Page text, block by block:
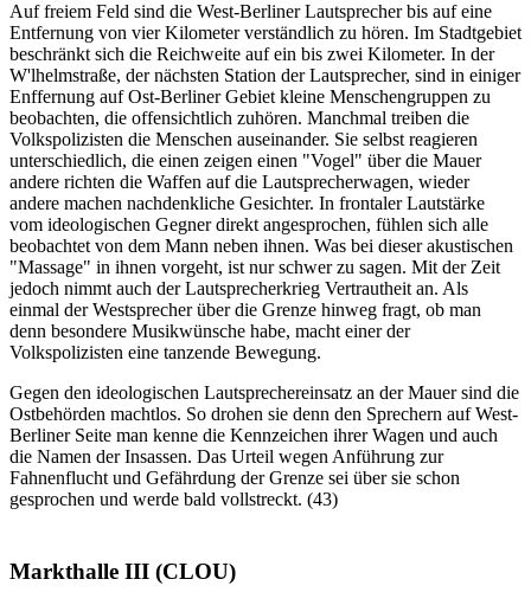
Auf freiem Feld sind die West-Berliner Lautsprecher bis auf eine
Entfernung von vier Kilometer verständlich zu hören. Im Stadtgebiet
beschränkt sich die Reichweite auf ein bis zwei Kilometer. In der
W'lhelmstraße, der nächsten Station der Lautsprecher, sind in einiger
Enffernung auf Ost-Berliner Gebiet kleine Menschengruppen zu
beobachten, die offensichtlich zuhören. Manchmal treiben die
Volkspolizisten die Menschen auseinander. Sie selbst reagieren
unterschiedlich, die einen zeigen einen "Vogel" über die Mauer
andere richten die Waffen auf die Lautsprecherwagen, wieder
andere machen nachdenkliche Gesichter. In frontaler Lautstärke
vom ideologischen Gegner direkt angesprochen, fühlen sich alle
beobachtet von dem Mann neben ihnen. Was bei dieser akustischen
"Massage" in ihnen vorgeht, ist nur schwer zu sagen. Mit der Zeit
jedoch nimmt auch der Lautsprecherkrieg Vertrautheit an. Als
einmal der Westsprecher über die Grenze hinweg fragt, ob man
denn besondere Musikwünsche habe, macht einer der
Volkspolizisten eine tanzende Bewegung.
Gegen den ideologischen Lautsprechereinsatz an der Mauer sind die
Ostbehörden machtlos. So drohen sie denn den Sprechern auf West-
Berliner Seite man kenne die Kennzeichen ihrer Wagen und auch
die Namen der Insassen. Das Urteil wegen Anführung zur
Fahnenflucht und Gefährdung der Grenze sei über sie schon
gesprochen und werde bald vollstreckt. (43)
Markthalle III (CLOU)